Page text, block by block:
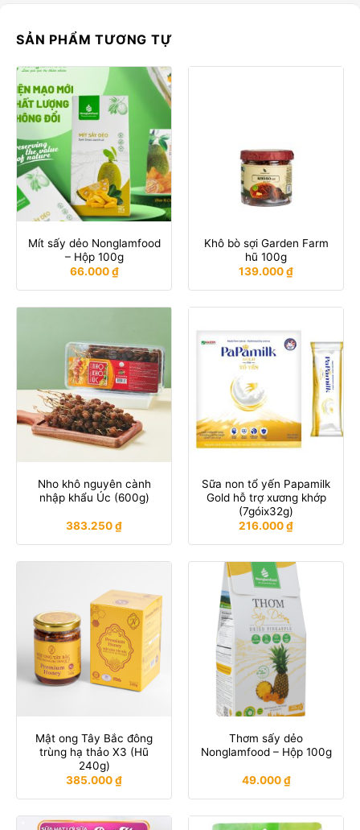
SẢN PHẨM TƯƠNG TỰ
Mít sấy dẻo Nonglamfood
– Hộp 100g
66.000₫
Khô bò sợi Garden Farm
hũ 100g
139.000₫
Nho khô nguyên cành
nhập khẩu Úc (600g)
383.250₫
Sữa non tổ yến Papamilk
Gold hỗ trợ xương khớp
(7góix32g)
216.000₫
Mật ong Tây Bắc đông
trùng hạ thảo X3 (Hũ
240g)
385.000₫
Thơm sấy dẻo
Nonglamfood – Hộp 100g
49.000₫